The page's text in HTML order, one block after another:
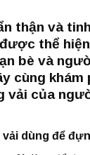
thận và
thể
bè và
cùng khám
vải của
vải dùng để